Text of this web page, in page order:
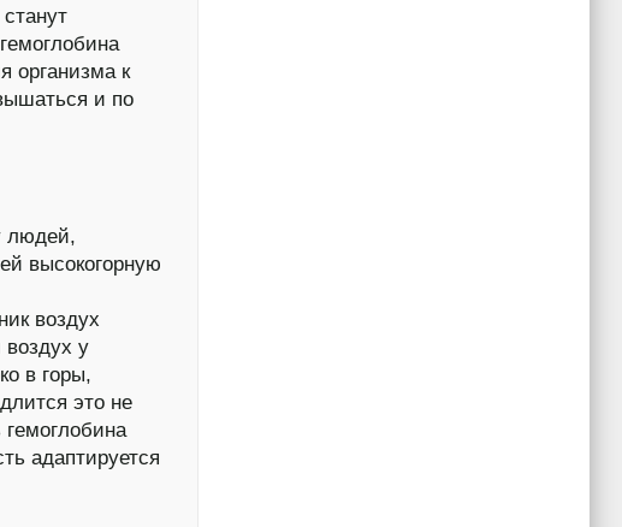
организма к
и по
людей,
высокогорную
воздух
у
в горы,
это не
адаптируется